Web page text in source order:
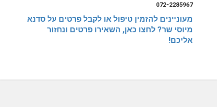
072-2285967
מעוניינים להזמין טיפול או לקבל פרטים על סדנא
מיוסי שר? לחצו כאן, השאירו פרטים ונחזור
אליכם!